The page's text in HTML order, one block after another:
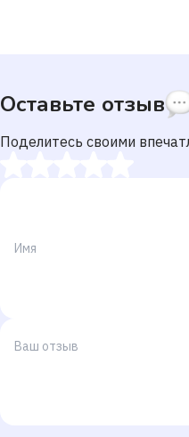
Оставьте отзыв
Поделитесь своими